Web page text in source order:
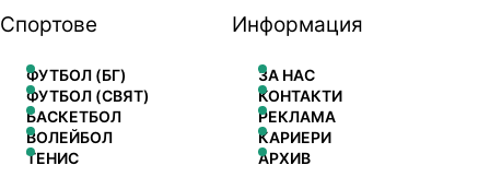
Спортове
ФУТБОЛ (БГ)
ФУТБОЛ (СВЯТ)
БАСКЕТБОЛ
ВОЛЕЙБОЛ
ТЕНИС
Информация
ЗА НАС
КОНТАКТИ
РЕКЛАМА
КАРИЕРИ
АРХИВ